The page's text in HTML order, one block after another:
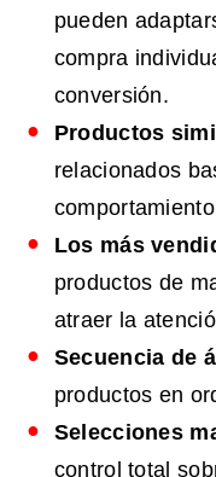
pueden
compra
conversión.
Productos
relacionados
Los más
productos de
atraer la
Secuencia de
productos en
Selecciones
control total